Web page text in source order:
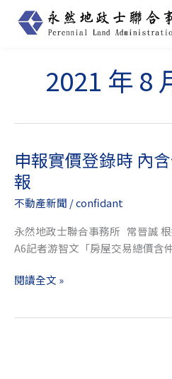
2021 年 8
申報實價登錄時 內
報
不動產新聞 /confidant
永然地政士聯合事務所 常晉誠
A6記者游智文「房屋交易總價
申
報
實
價
登
錄
內
閱讀全文 »